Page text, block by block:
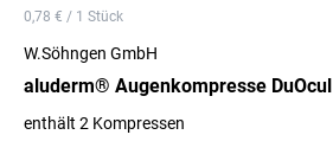
0,78 € / 1 Stück
W.Söhngen GmbH
aluderm® Augenkompresse DuOcul
enthält 2 Kompressen